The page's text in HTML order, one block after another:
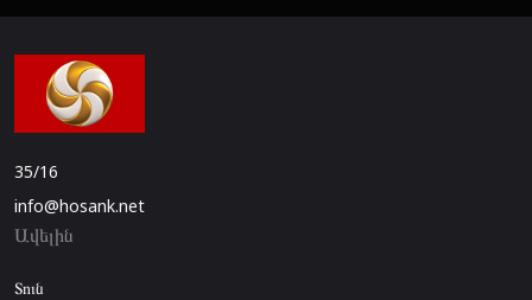
35/16
info@hosank.net
Ավելին
Տուն